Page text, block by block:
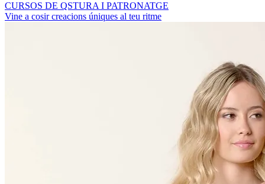
CURSOS DE QSTURA I PATRONATGE
Vine a cosir creacions úniques al teu ritme